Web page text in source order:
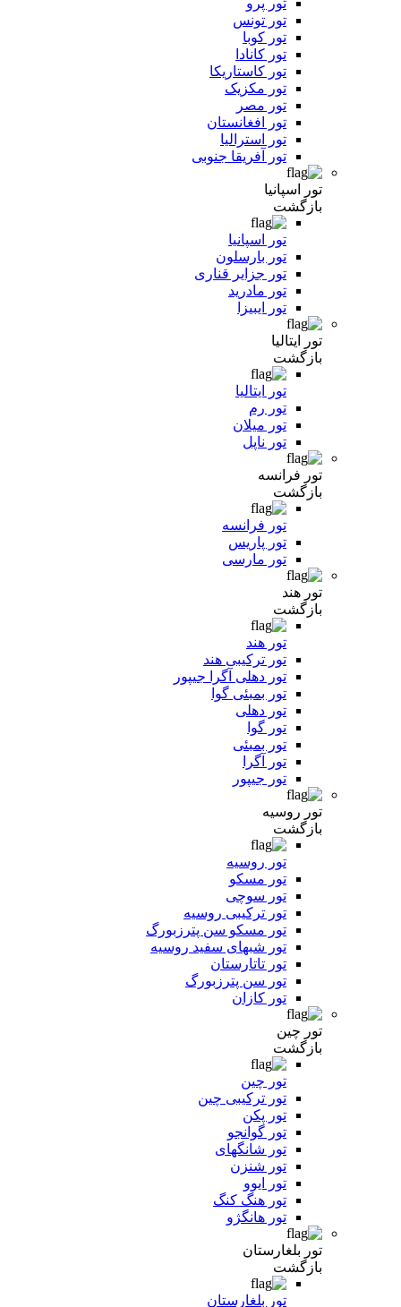
تور پرو
تور تونس
تور کوبا
تور کانادا
تور کاستاریکا
تور مکزیک
تور مصر
تور افغانستان
تور استرالیا
تور آفریقا جنوبی
تور اسپانیا
بازگشت
تور اسپانیا
تور بارسلون
تور جزایر قناری
تور مادرید
تور ایبیزا
تور ایتالیا
بازگشت
تور ایتالیا
تور رم
تور میلان
تور ناپل
تور فرانسه
بازگشت
تور فرانسه
تور پاریس
تور مارسی
تور هند
بازگشت
تور هند
تور ترکیبی هند
تور دهلی آگرا جیپور
تور بمبئی گوا
تور دهلی
تور گوا
تور بمبئی
تور آگرا
تور جیپور
تور روسیه
بازگشت
تور روسیه
تور مسکو
تور سوچی
تور ترکیبی روسیه
تور مسکو سن پترزبورگ
تور شبهای سفید روسیه
تور تاتارستان
تور سن پترزبورگ
تور کازان
تور چین
بازگشت
تور چین
تور ترکیبی چین
تور پکن
تور گوانجو
تور شانگهای
تور شنزن
تور ایوو
تور هنگ کنگ
تور هانگژو
تور بلغارستان
بازگشت
تور بلغارستان